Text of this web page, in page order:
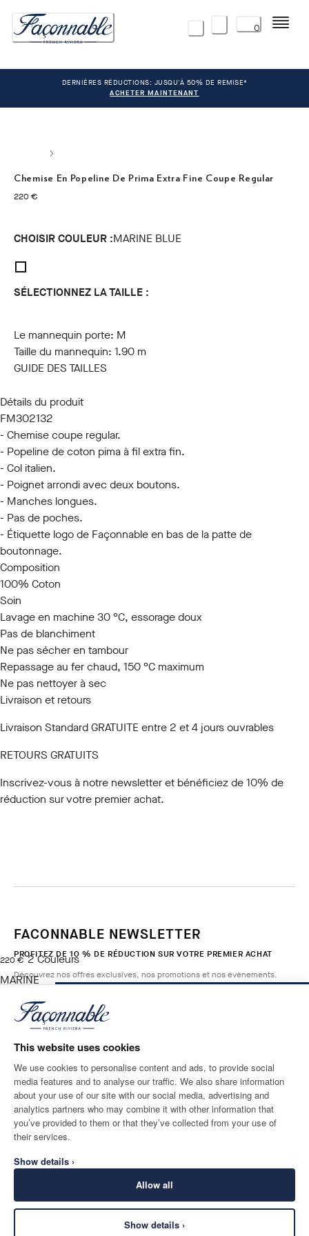
This website uses cookies
We use cookies to personalise content and ads, to provide social
media features and to analyse our traffic. We also share information
about your use of our site with our social media, advertising and
analytics partners who may combine it with other information that
you’ve provided to them or that they’ve collected from your use of
their services.
Show details ›
Allow all
Show details ›
0 Menu
DERNIÈRES RÉDUCTIONS: JUSQU'À 50% DE REMISE*
ACHETER MAINTENANT
Chemise En Popeline De Prima Extra Fine Coupe Regular
220 €
current price 220 €
CHOISIR COULEUR :MARINE BLUE
SÉLECTIONNEZ LA TAILLE :
Le mannequin porte: M
Taille du mannequin: 1.90 m
GUIDE DES TAILLES
Détails du produit
FM302132
- Chemise coupe regular.
- Popeline de coton pima à fil extra fin.
- Col italien.
- Poignet arrondi avec deux boutons.
- Manches longues.
- Pas de poches.
- Étiquette logo de Façonnable en bas de la patte de
boutonnage.
Composition
100% Coton
Soin
Lavage en machine 30 °C, essorage doux
Pas de blanchiment
Ne pas sécher en tambour
Repassage au fer chaud, 150 °C maximum
Ne pas nettoyer à sec
Livraison et retours
Livraison Standard GRATUITE entre 2 et 4 jours ouvrables
RETOURS GRATUITS
Inscrivez-vous à notre newsletteret bénéficiez de 10% de
réduction sur votre premier achat.
220 €
current price 220 €
2Couleurs
MARINE
Taille
FACONNABLE NEWSLETTER
PROFITEZ DE 10 % DE RÉDUCTION SUR VOTRE PREMIER ACHAT
Découvrez nos offres exclusives, nos promotions et nos évènements.
E-mail*
ADRESSE POSTALE
Monaco
LANGUE
Français
CONTACTEZ-NOUS